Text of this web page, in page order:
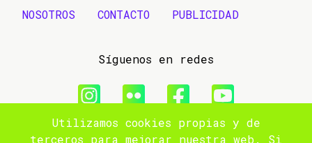
NOSOTROS
CONTACTO PUBLICIDAD
Síguenos en redes
© 2009- 2026 Que Femos
Utilizamos cookies propias y de
terceros para mejorar nuestra web. Si